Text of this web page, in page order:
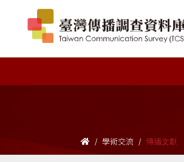
學術交流 傳播文獻